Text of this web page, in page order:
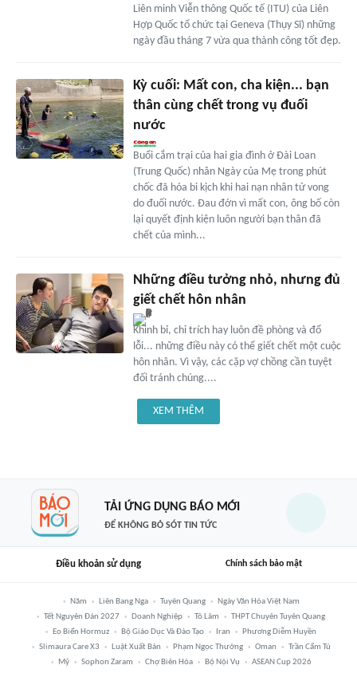
Liên minh Viễn thông Quốc tế (ITU) của Liên
Hợp Quốc tổ chức tại Geneva (Thụy Sĩ) những
ngày đầu tháng 7 vừa qua thành công tốt đẹp.
Kỳ cuối: Mất con, cha kiện... bạn
thân cùng chết trong vụ đuối
nước
Buổi cắm trại của hai gia đình ở Đài Loan
(Trung Quốc) nhân Ngày của Mẹ trong phút
chốc đã hóa bi kịch khi hai nạn nhân tử vong
do đuối nước. Đau đớn vì mất con, ông bố còn
lại quyết định kiện luôn người bạn thân đã
chết của mình...
Những điều tưởng nhỏ, nhưng đủ
giết chết hôn nhân
Khinh bỉ, chỉ trích hay luôn đề phòng và đổ
lỗi... những điều này có thể giết chết một cuộc
hôn nhân. Vì vậy, các cặp vợ chồng cần tuyệt
đối tránh chúng....
XEM THÊM
TẢI ỨNG DỤNG BÁO MỚI
ĐỂ KHÔNG BỎ SÓT TIN TỨC
Điều khoản sử dụng Chính sách bảo mật
Năm Liên Bang Nga Tuyên Quang
Ngày Văn Hóa Việt Nam
Tết Nguyên Đán 2027
Doanh Nghiệp Tô Lâm
THPT Chuyên Tuyên Quang
Eo Biển Hormuz
Bộ Giáo Dục Và Đào Tạo Iran
Phương Diễm Huyền
Slimaura Care X3
Luật Xuất Bản Phạm Ngọc Thưởng Oman
Trần Cẩm Tú
Mỹ
Sophon Zaram Chợ Biên Hòa Bộ Nội Vụ
ASEAN Cup 2026